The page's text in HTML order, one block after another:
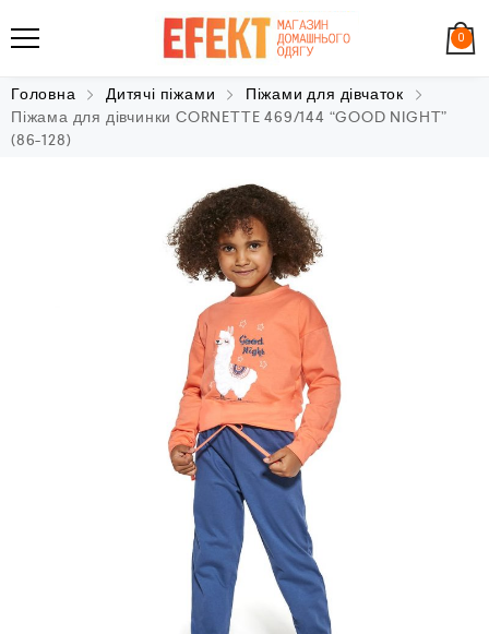
0
Головна Дитячі піжами
Піжами для дівчаток
Піжама для дівчинки CORNETTE 469/144 “GOOD NIGHT”
(86-128)